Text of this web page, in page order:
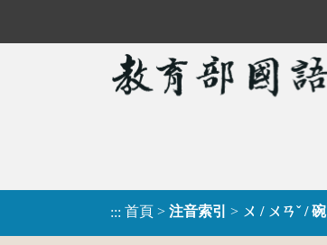
::: 首頁 > 注音索引 > ㄨ / ㄨㄢˇ / 碗